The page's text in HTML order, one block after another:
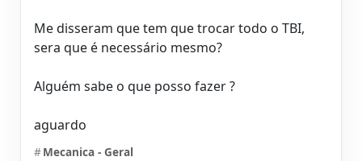
Me disseram que tem que trocar todo o TBI,
sera que é necessário mesmo?
Alguém sabe o que posso fazer ?
aguardo
#Mecanica - Geral